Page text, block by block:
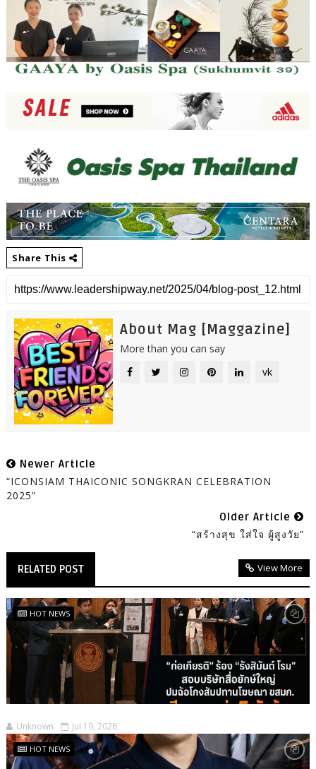
Share This
About Mag [Maggazine]
More than you can say
vk
Newer Article
“ICONSIAM THAICONIC SONGKRAN CELEBRATION
2025”
Older Article
“สร้างสุข ใส่ใจ ผู้สูงวัย”
RELATED POST View More
HOT NEWS
Unknown Jul 19, 2026
HOT NEWS